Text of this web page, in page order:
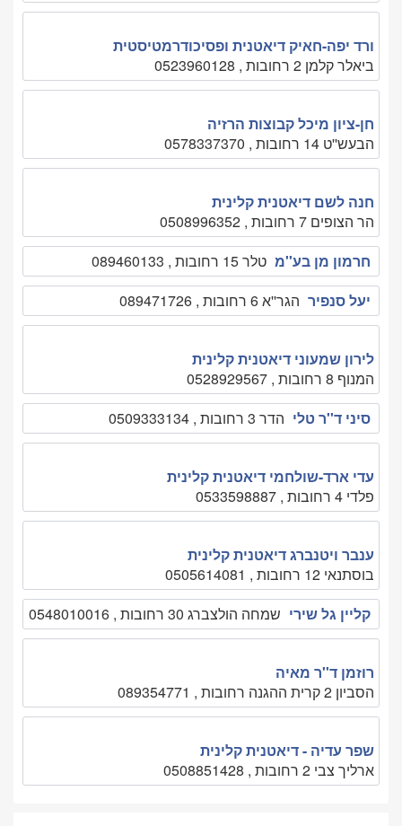
ורד יפה-חאיק דיאטנית ופסיכודרמטיסטית
ביאלר קלמן 2 רחובות , 0523960128
חן-ציון מיכל קבוצות הרזיה
הבעש''ט 14 רחובות , 0578337370
חנה לשם דיאטנית קלינית
הר הצופים 7 רחובות , 0508996352
חרמון מן בע''מ טלר 15 רחובות , 089460133
יעל סנפיר הגר''א 6 רחובות , 089471726
לירון שמעוני דיאטנית קלינית
המנוף 8 רחובות , 0528929567
סיני ד''ר טלי הדר 3 רחובות , 0509333134
עדי ארד-שולחמי דיאטנית קלינית
פלדי 4 רחובות , 0533598887
ענבר ויטנברג דיאטנית קלינית
בוסתנאי 12 רחובות , 0505614081
קליין גל שירי שמחה הולצברג 30 רחובות , 0548010016
רוזמן ד''ר מאיה
הסביון 2 קרית ההגנה רחובות , 089354771
שפר עדיה - דיאטנית קלינית
ארליך צבי 2 רחובות , 0508851428